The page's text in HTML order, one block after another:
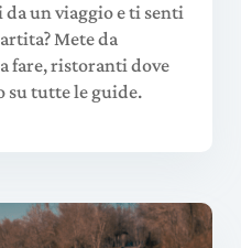
un viaggio e ti senti
Mete da
fare, ristoranti dove
su tutte le guide.